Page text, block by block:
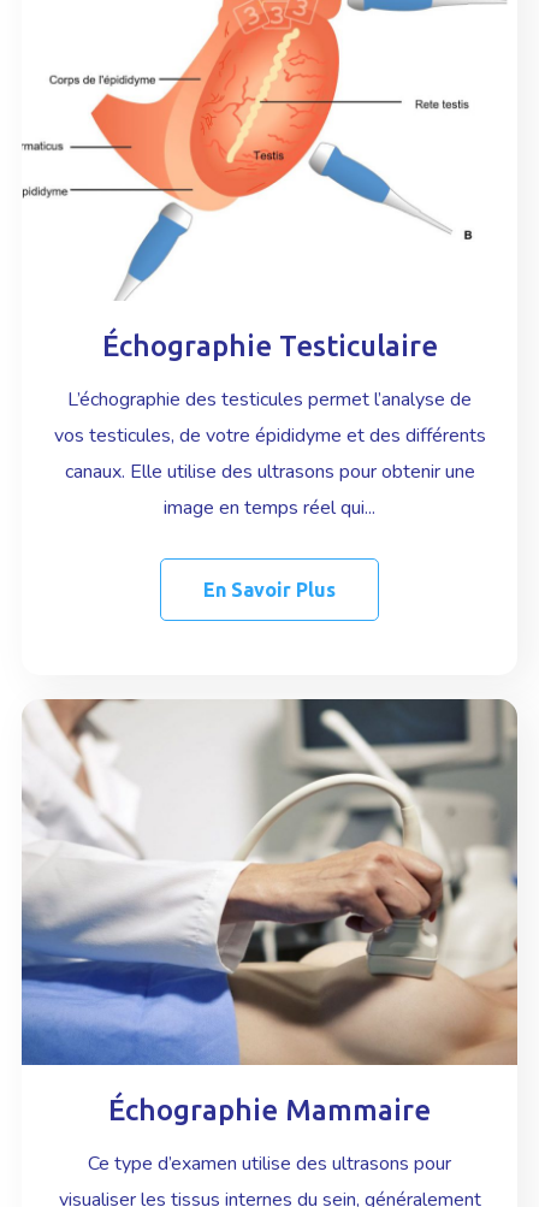
Échographie Testiculaire
L’échographie des testicules permet l’analyse de
vos testicules, de votre épididyme et des différents
canaux. Elle utilise des ultrasons pour obtenir une
image en temps réel qui...
En Savoir Plus
Échographie Mammaire
Ce type d’examen utilise des ultrasons pour
visualiser les tissus internes du sein, généralement